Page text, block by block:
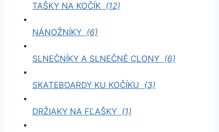
TAŠKY NA KOČÍK (12)
NÁNOŽNÍKY (6)
SLNEČNÍKY A SLNEČNÉ CLONY (6)
SKATEBOARDY KU KOČÍKU (3)
DRŽIAKY NA FĽAŠKY (1)